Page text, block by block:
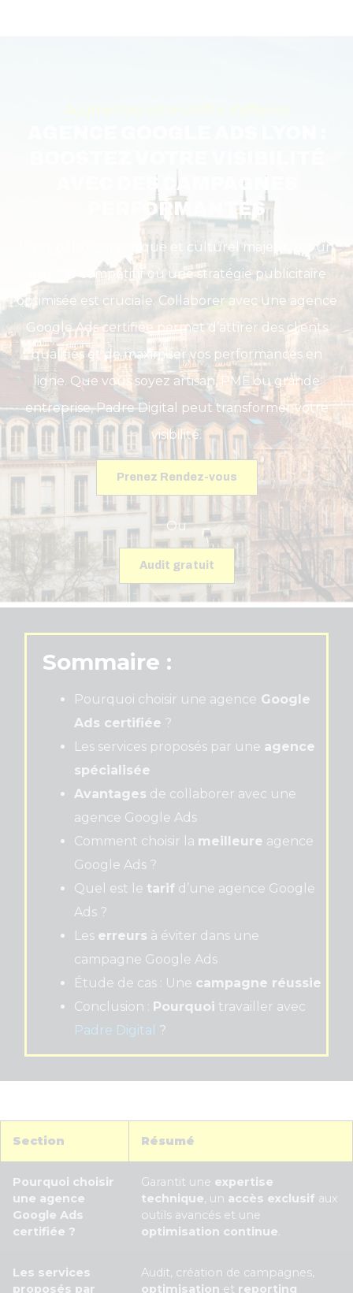
Augmentez votre chiffre d'affaires
AVEC DES CAMPAGNES
PERFORMANTES
Lyon, pôle économique et culturel majeur, est un
marché compétitif où une stratégie publicitaire
optimisée est cruciale. Collaborer avec une agence
Google Ads certifiée permet d’attirer des clients
qualifiés et de maximiser vos performances en
ligne. Que vous soyez artisan, PME ou grande
entreprise, Padre Digital peut transformer votre
visibilité.
Prenez Rendez-vous
Ou
Audit gratuit
Sommaire :
Pourquoi choisir une agence Google
Ads certifiée ?
Les services proposés par une agence
spécialisée
Avantages de collaborer avec une
agence Google Ads
Comment choisir la meilleure agence
Google Ads ?
Quel est le tarif d’une agence Google
Ads ?
Les erreurs à éviter dans une
campagne Google Ads
Étude de cas : Une campagne réussie
Conclusion : Pourquoi travailler avec
Padre Digital ?
Section Résumé
Pourquoi choisir
une agence
Google Ads
certifiée ?
Garantit une expertise
technique, un accès exclusif aux
outils avancés et une
optimisation continue.
Les services
proposés par
Audit, création de campagnes,
optimisation et reporting